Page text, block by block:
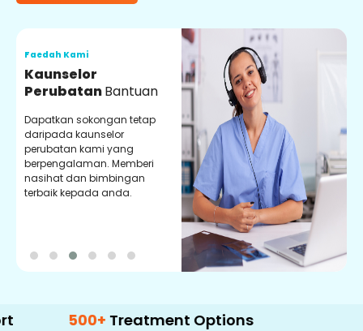
Faedah Kami
Kaunselor
PerubatanBantuan
Dapatkan sokongan tetap
daripada kaunselor
perubatan kami yang
berpengalaman. Memberi
nasihat dan bimbingan
terbaik kepada anda.
500+ Treatment Options